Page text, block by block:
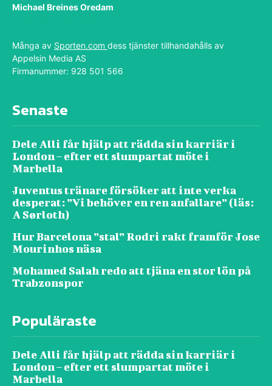
Michael Breines Oredam
Många av Sporten.com dess tjänster tillhandahålls av
Appelsin Media AS
Firmanummer: 928 501 566
Senaste
Dele Alli får hjälp att rädda sin karriär i
London – efter ett slumpartat möte i
Marbella
Juventus tränare försöker att inte verka
desperat: ”Vi behöver en ren anfallare” (läs:
A Sørloth)
Hur Barcelona ”stal” Rodri rakt framför Jose
Mourinhos näsa
Mohamed Salah redo att tjäna en stor lön på
Trabzonspor
Populäraste
Dele Alli får hjälp att rädda sin karriär i
London – efter ett slumpartat möte i
Marbella